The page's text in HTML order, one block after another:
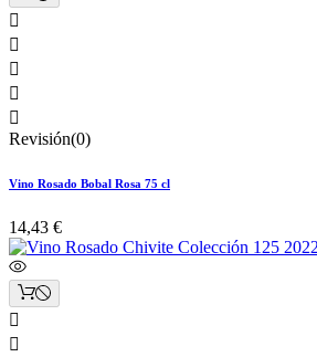





Revisión(0)
Vino Rosado Bobal Rosa 75 cl
14,43 €

